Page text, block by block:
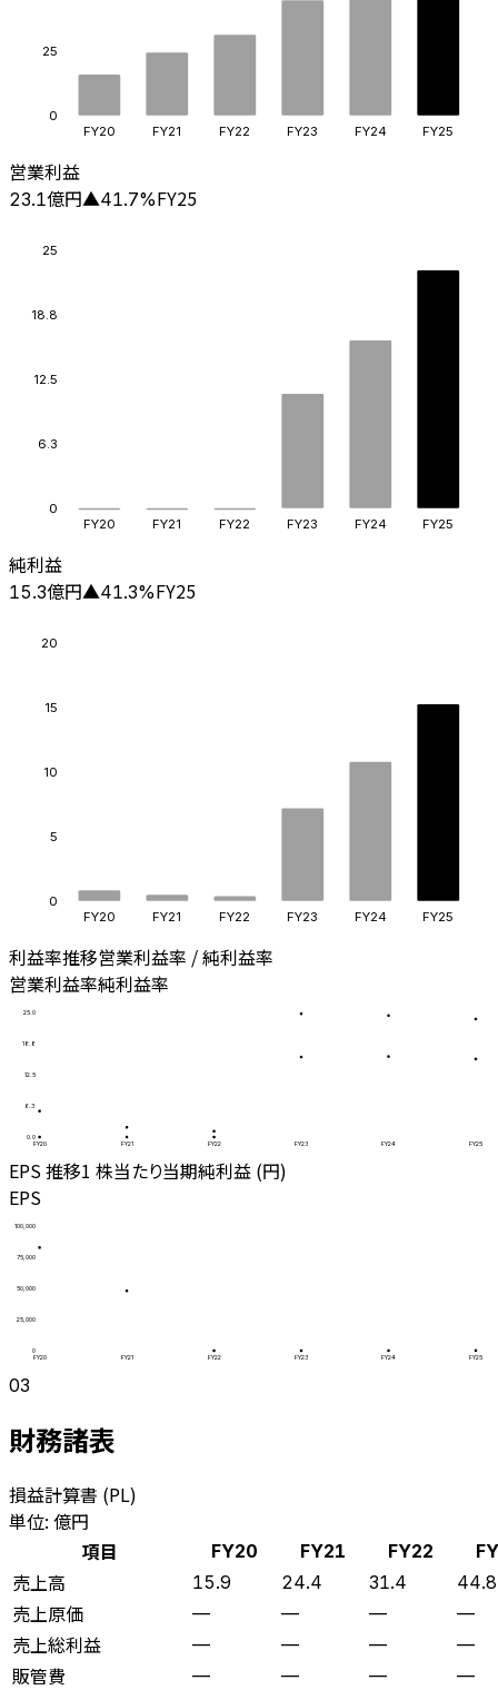
0
25
FY20 FY21 FY22 FY23 FY24 FY25
営業利益
23.1億円▲41.7%FY25
0
6.3
12.5
18.8
25
FY20 FY21 FY22 FY23 FY24 FY25
純利益
15.3億円▲41.3%FY25
0
5
10
15
20
FY20 FY21 FY22 FY23 FY24 FY25
利益率推移営業利益率 / 純利益率
営業利益率純利益率
0.0
6.3
12.5
18.8
25.0
FY20 FY21 FY22 FY23 FY24 FY25
EPS 推移1 株当たり当期純利益 (円)
EPS
0
25,000
50,000
75,000
100,000
FY20 FY21 FY22 FY23 FY24 FY25
03
財務諸表
損益計算書 (PL)
単位: 億円
項目
FY20 FY21 FY22
売上高 15.9 24.4 31.4 44.8
売上原価 — — — —
売上総利益 — — — —
販管費 — — — —